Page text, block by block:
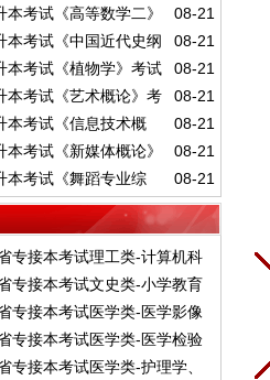
08-21
考试《高等数学二》
08-21
本考试《中国近代史纲
08-21
本考试《植物学》考试
08-21
本考试《艺术概论》考
08-21
本考试《信息技术概
08-21
考试《新媒体概论》
08-21
本考试《舞蹈专业综
专接本考试理工类-计算机科
件工程、数字媒体技术、网络
工程专业考试说明（C语言程
原理与接口含汇编语言）
专接本考试文史类-小学教育
（教育学、教育心理学）
专接本考试医学类-医学影像
说明（病理学、人体解剖学）
专接本考试医学类-医学检验
说明（临床检验基础、生物化
专接本考试医学类-护理学、